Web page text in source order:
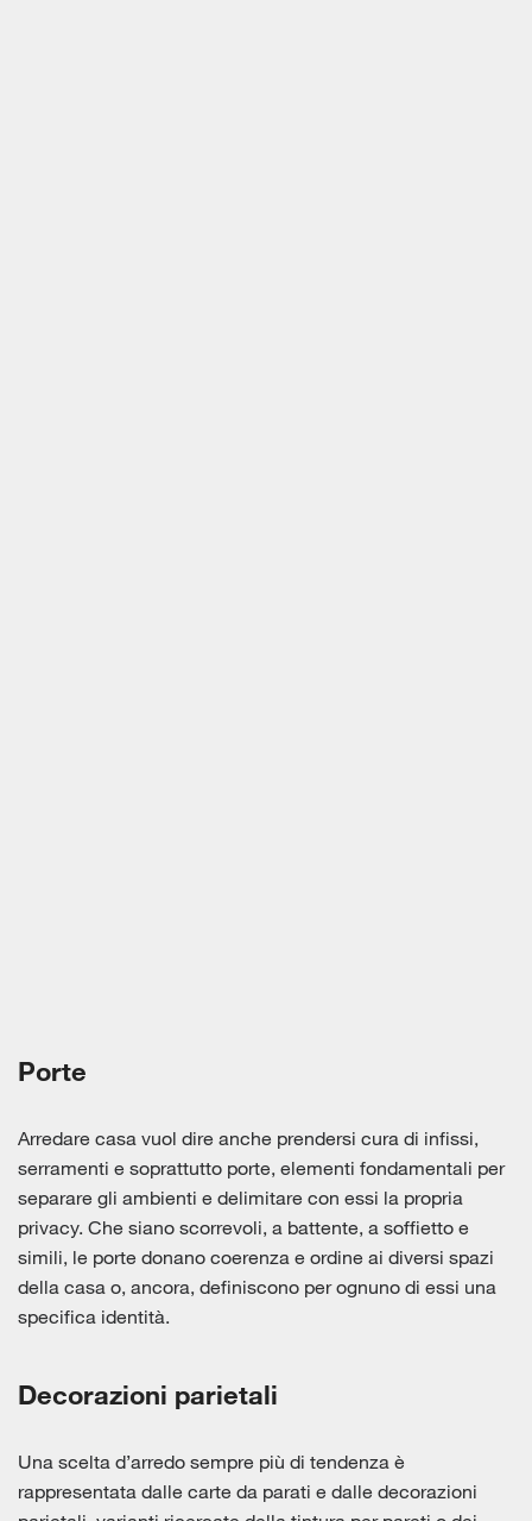
Porte
Arredare casa vuol dire anche prendersi cura di infissi,
serramenti e soprattutto porte, elementi fondamentali per
separare gli ambienti e delimitare con essi la propria
privacy. Che siano scorrevoli, a battente, a soffietto e
simili, le porte donano coerenza e ordine ai diversi spazi
della casa o, ancora, definiscono per ognuno di essi una
specifica identità.
Decorazioni parietali
Una scelta d’arredo sempre più di tendenza è
rappresentata dalle carte da parati e dalle decorazioni